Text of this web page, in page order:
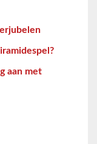
aan met